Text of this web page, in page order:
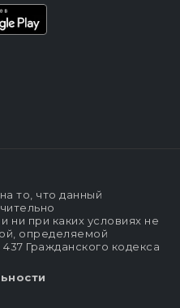
то, что данный
ни при каких условиях не
определяемой
Гражданского кодекса